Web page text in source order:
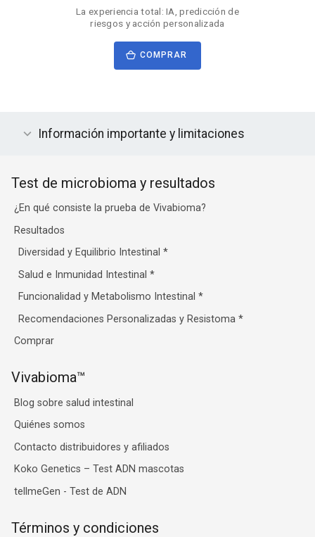
La experiencia total: IA, predicción de
riesgos y acción personalizada
COMPRAR
Información importante y limitaciones
Test de microbioma y resultados
¿En qué consiste la prueba de Vivabioma?
Resultados
Diversidad y Equilibrio Intestinal*
Salud e Inmunidad Intestinal*
Funcionalidad y Metabolismo Intestinal*
Recomendaciones Personalizadas y Resistoma*
Comprar
Vivabioma™
Blog sobre salud intestinal
Quiénes somos
Contacto distribuidores y afiliados
Koko Genetics – Test ADN mascotas
tellmeGen - Test de ADN
Términos y condiciones